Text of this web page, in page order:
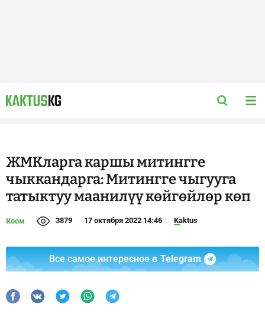
ЖМКларга каршы митингге
чыккандарга: Митингге чыгууга
татыктуу маанилүү көйгөйлөр көп
Коом 3879 17 октября 2022 14:46 Kaktus
Все самое интересное в Telegram